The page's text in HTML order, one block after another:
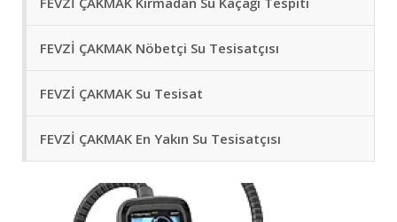
FEVZİ ÇAKMAK Nöbetçi Su Tesisatçısı
FEVZİ ÇAKMAK Su Tesisat
FEVZİ ÇAKMAK En Yakın Su Tesisatçısı